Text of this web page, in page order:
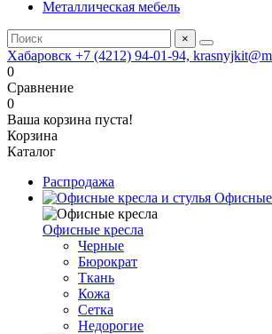
Металлическая мебель
×
Хабаровск +7 (4212) 94-01-94,
0
Сравнение
0
Ваша корзина пуста!
Корзина
Каталог
Распродажа
Офисные
Офисные кресла
Черные
Бюрократ
Ткань
Кожа
Сетка
Недорогие